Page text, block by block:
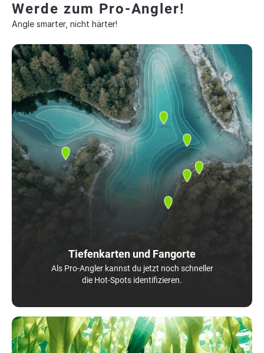
Werde zum Pro-Angler!
Angle smarter, nicht härter!
Tiefenkarten und Fangorte
Als Pro-Angler kannst du jetzt noch schneller
die Hot-Spots identifizieren.